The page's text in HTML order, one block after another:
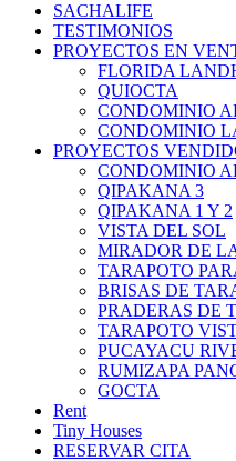
SACHALIFE
TESTIMONIOS
PROYECTOS EN
FLORIDA
QUIOCTA
CONDOMINIO
CONDOMINIO
PROYECTOS
CONDOMINIO
QIPAKANA 3
QIPAKANA 1 Y 2
VISTA DEL SOL
MIRADOR DE
TARAPOTO
BRISAS DE
PRADERAS DE
TARAPOTO
PUCAYACU
RUMIZAPA
GOCTA
Rent
Tiny Houses
RESERVAR CITA